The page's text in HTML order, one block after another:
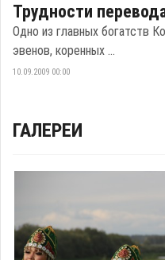
Трудности
Одно из главных богатств
эвенов, коренных ...
10.09.2009 00:00
ГАЛЕРЕИ